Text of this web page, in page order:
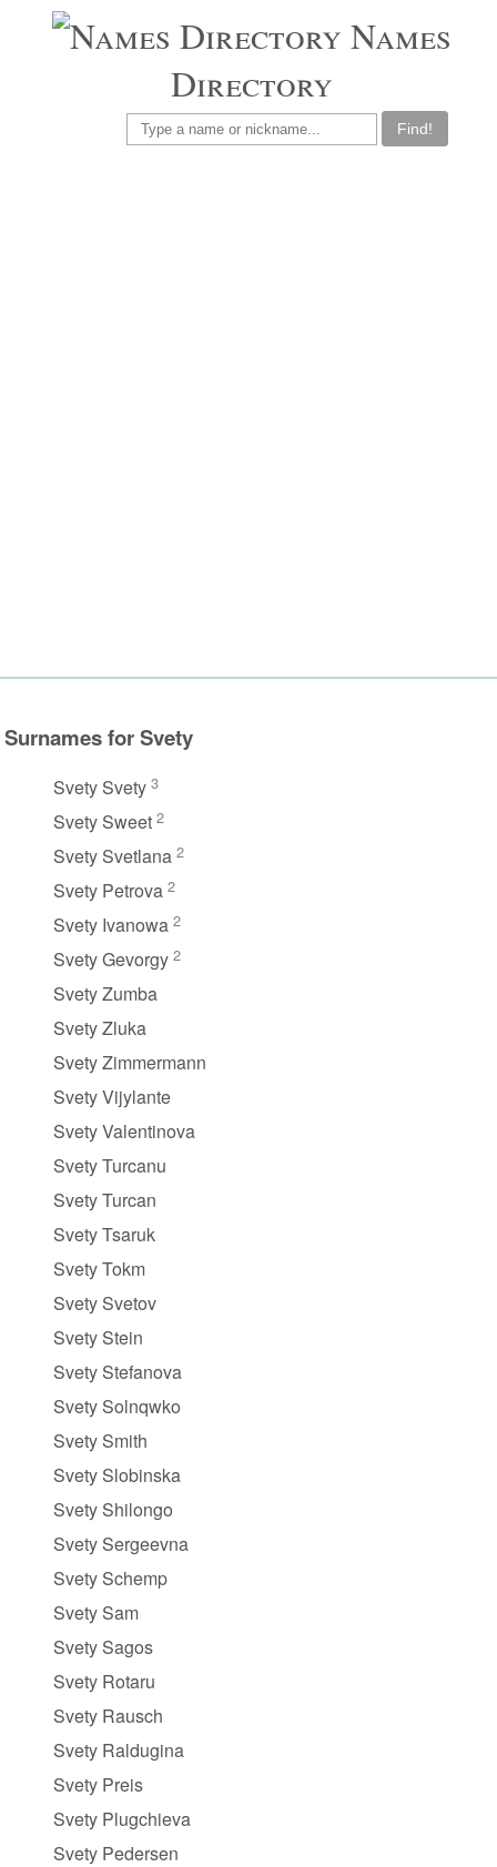
Names
Directory
Find!
Surnames for Svety
Svety Svety 3
Svety Sweet 2
Svety Svetlana 2
Svety Petrova 2
Svety Ivanowa 2
Svety Gevorgy 2
Svety Zumba
Svety Zluka
Svety Zimmermann
Svety Vijylante
Svety Valentinova
Svety Turcanu
Svety Turcan
Svety Tsaruk
Svety Tokm
Svety Svetov
Svety Stein
Svety Stefanova
Svety Solnqwko
Svety Smith
Svety Slobinska
Svety Shilongo
Svety Sergeevna
Svety Schemp
Svety Sam
Svety Sagos
Svety Rotaru
Svety Rausch
Svety Raldugina
Svety Preis
Svety Plugchieva
Svety Pedersen